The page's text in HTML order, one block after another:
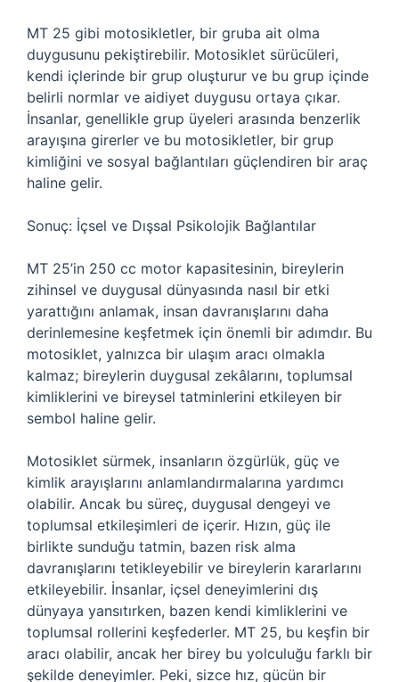
MT 25 gibi motosikletler, bir gruba ait olma
duygusunu pekiştirebilir. Motosiklet sürücüleri,
kendi içlerinde bir grup oluşturur ve bu grup içinde
belirli normlar ve aidiyet duygusu ortaya çıkar.
İnsanlar, genellikle grup üyeleri arasında benzerlik
arayışına girerler ve bu motosikletler, bir grup
kimliğini ve sosyal bağlantıları güçlendiren bir araç
haline gelir.
Sonuç: İçsel ve Dışsal Psikolojik Bağlantılar
MT 25’in 250 cc motor kapasitesinin, bireylerin
zihinsel ve duygusal dünyasında nasıl bir etki
yarattığını anlamak, insan davranışlarını daha
derinlemesine keşfetmek için önemli bir adımdır. Bu
motosiklet, yalnızca bir ulaşım aracı olmakla
kalmaz; bireylerin duygusal zekâlarını, toplumsal
kimliklerini ve bireysel tatminlerini etkileyen bir
sembol haline gelir.
Motosiklet sürmek, insanların özgürlük, güç ve
kimlik arayışlarını anlamlandırmalarına yardımcı
olabilir. Ancak bu süreç, duygusal dengeyi ve
toplumsal etkileşimleri de içerir. Hızın, güç ile
birlikte sunduğu tatmin, bazen risk alma
davranışlarını tetikleyebilir ve bireylerin kararlarını
etkileyebilir. İnsanlar, içsel deneyimlerini dış
dünyaya yansıtırken, bazen kendi kimliklerini ve
toplumsal rollerini keşfederler. MT 25, bu keşfin bir
aracı olabilir, ancak her birey bu yolculuğu farklı bir
şekilde deneyimler. Peki, sizce hız, gücün bir